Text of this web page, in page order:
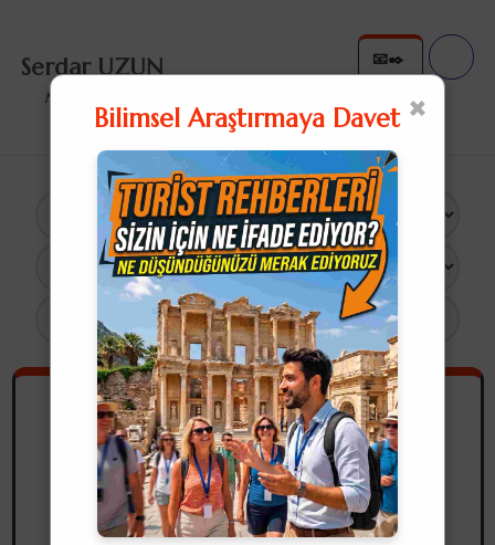
Serdar UZUN
Nullius in Verba
📧✒️
1 Sonuç
Sanat Tarihi
×
Bilimsel Araştırmaya Davet